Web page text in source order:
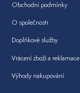
Obchodní podmínky
O společnosti
Doplňkové služby
Vrácení zboží a reklamace
Výhody nakupování